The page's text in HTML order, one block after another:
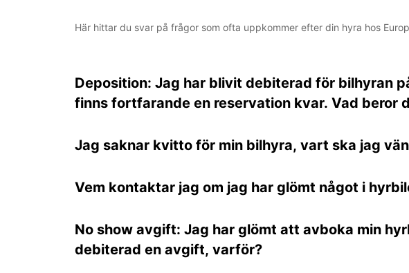
Här hittar du svar på frågor som ofta uppkommer efter din hyra hos
Deposition: Jag har blivit debiterad för bilhyran
finns fortfarande en reservation kvar. Vad beror
Jag saknar kvitto för min bilhyra, vart ska jag
Vem kontaktar jag om jag har glömt något i
No show avgift: Jag har glömt att avboka min
debiterad en avgift, varför?